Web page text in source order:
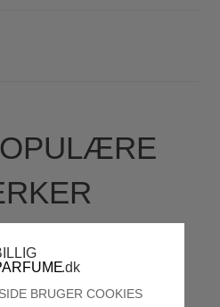
BRUGER COOKIES
ARIANA GRANDE